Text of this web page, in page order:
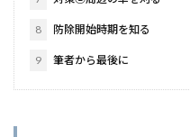
8 防除開始時期を知る
9 筆者から最後に